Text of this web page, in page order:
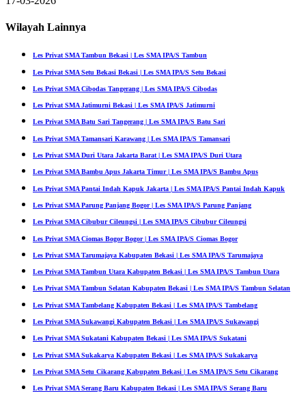
Wilayah Lainnya
Les Privat SMA Tambun Bekasi | Les SMA IPA/S Tambun
Les Privat SMA Setu Bekasi Bekasi | Les SMA IPA/S Setu Bekasi
Les Privat SMA Cibodas Tangerang | Les SMA IPA/S Cibodas
Les Privat SMA Jatimurni Bekasi | Les SMA IPA/S Jatimurni
Les Privat SMA Batu Sari Tangerang | Les SMA IPA/S Batu Sari
Les Privat SMA Tamansari Karawang | Les SMA IPA/S Tamansari
Les Privat SMA Duri Utara Jakarta Barat | Les SMA IPA/S Duri Utara
Les Privat SMA Bambu Apus Jakarta Timur | Les SMA IPA/S Bambu Apus
Les Privat SMA Pantai Indah Kapuk Jakarta | Les SMA IPA/S Pantai Indah Kapuk
Les Privat SMA Parung Panjang Bogor | Les SMA IPA/S Parung Panjang
Les Privat SMA Cibubur Cileungsi | Les SMA IPA/S Cibubur Cileungsi
Les Privat SMA Ciomas Bogor Bogor | Les SMA IPA/S Ciomas Bogor
Les Privat SMA Tarumajaya Kabupaten Bekasi | Les SMA IPA/S Tarumajaya
Les Privat SMA Tambun Utara Kabupaten Bekasi | Les SMA IPA/S Tambun Utara
Les Privat SMA Tambun Selatan Kabupaten Bekasi | Les SMA IPA/S Tambun Selatan
Les Privat SMA Tambelang Kabupaten Bekasi | Les SMA IPA/S Tambelang
Les Privat SMA Sukawangi Kabupaten Bekasi | Les SMA IPA/S Sukawangi
Les Privat SMA Sukatani Kabupaten Bekasi | Les SMA IPA/S Sukatani
Les Privat SMA Sukakarya Kabupaten Bekasi | Les SMA IPA/S Sukakarya
Les Privat SMA Setu Cikarang Kabupaten Bekasi | Les SMA IPA/S Setu Cikarang
Les Privat SMA Serang Baru Kabupaten Bekasi | Les SMA IPA/S Serang Baru